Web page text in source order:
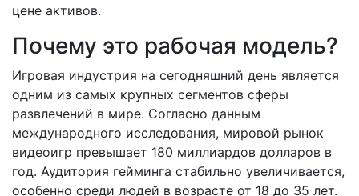
цене активов.
Почему это рабочая модель?
Игровая индустрия на сегодняшний день является
одним из самых крупных сегментов сферы
развлечений в мире. Согласно данным
международного исследования, мировой рынок
видеоигр превышает 180 миллиардов долларов в
год. Аудитория гейминга стабильно увеличивается,
особенно среди людей в возрасте от 18 до 35 лет.